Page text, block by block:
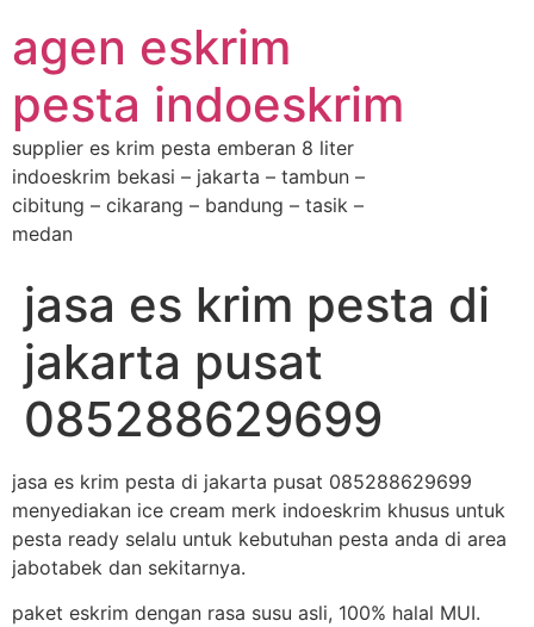
agen eskrim
pesta indoeskrim
supplier es krim pesta emberan 8 liter
indoeskrim bekasi – jakarta – tambun –
cibitung – cikarang – bandung – tasik –
medan
jasa es krim pesta di
jakarta pusat
085288629699
jasa es krim pesta di jakarta pusat 085288629699
menyediakan ice cream merk indoeskrim khusus untuk
pesta ready selalu untuk kebutuhan pesta anda di area
jabotabek dan sekitarnya.
paket eskrim dengan rasa susu asli, 100% halal MUI.